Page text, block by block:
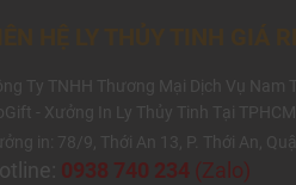
Ty TNHH Thương Mại Dịch Vụ Nam
- Xưởng In Ly Thủy Tinh Tại TPHCM
in: 78/9, Thới An 13, P. Thới An,